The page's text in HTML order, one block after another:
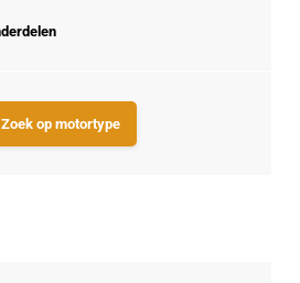
op motortype